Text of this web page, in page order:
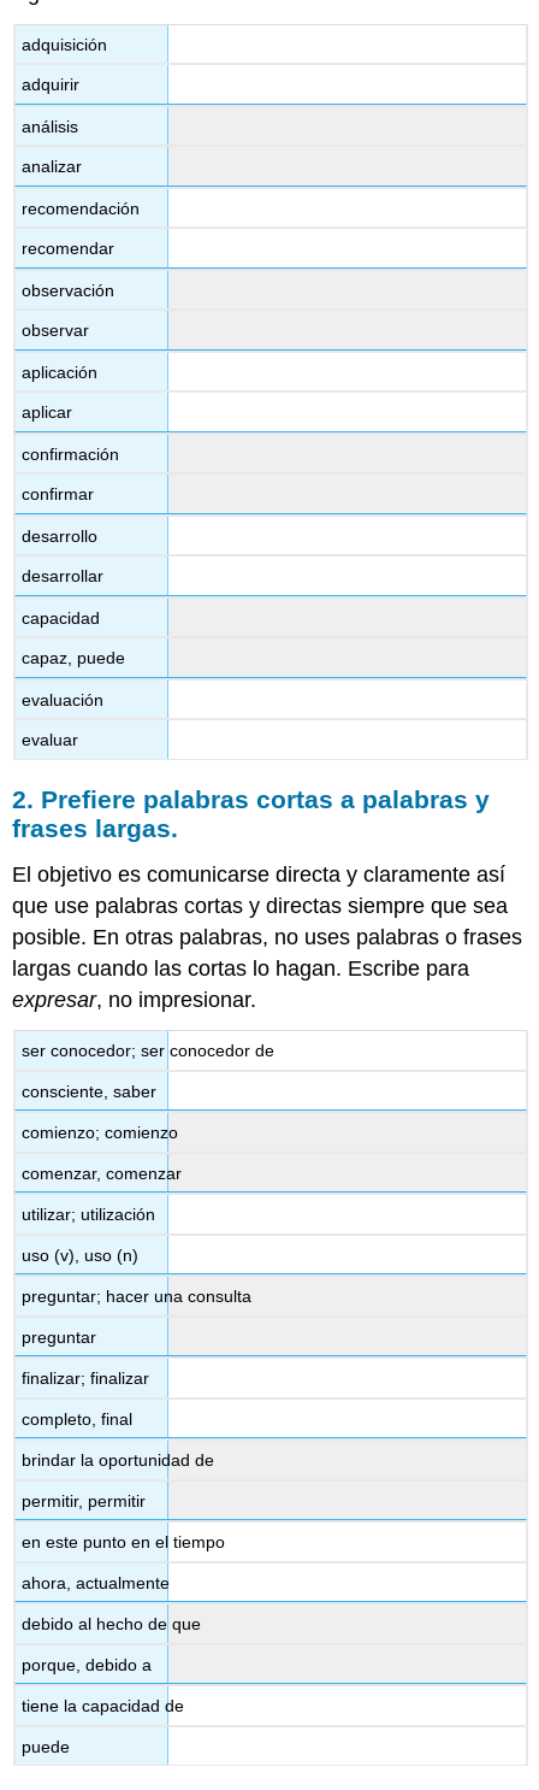
adquisición
adquirir
análisis
analizar
recomendación
recomendar
observación
observar
aplicación
aplicar
confirmación
confirmar
desarrollo
desarrollar
capacidad
capaz, puede
evaluación
evaluar
2. Prefiere palabras cortas a palabras y
frases largas.
El objetivo es comunicarse directa y claramente así
que use palabras cortas y directas siempre que sea
posible. En otras palabras, no uses palabras o frases
largas cuando las cortas lo hagan. Escribe para
expresar, no impresionar.
ser conocedor; ser conocedor de
consciente, saber
comienzo; comienzo
comenzar, comenzar
utilizar; utilización
uso (v), uso (n)
preguntar; hacer una consulta
preguntar
finalizar; finalizar
completo, final
brindar la oportunidad de
permitir, permitir
en este punto en el tiempo
ahora, actualmente
debido al hecho de que
porque, debido a
tiene la capacidad de
puede